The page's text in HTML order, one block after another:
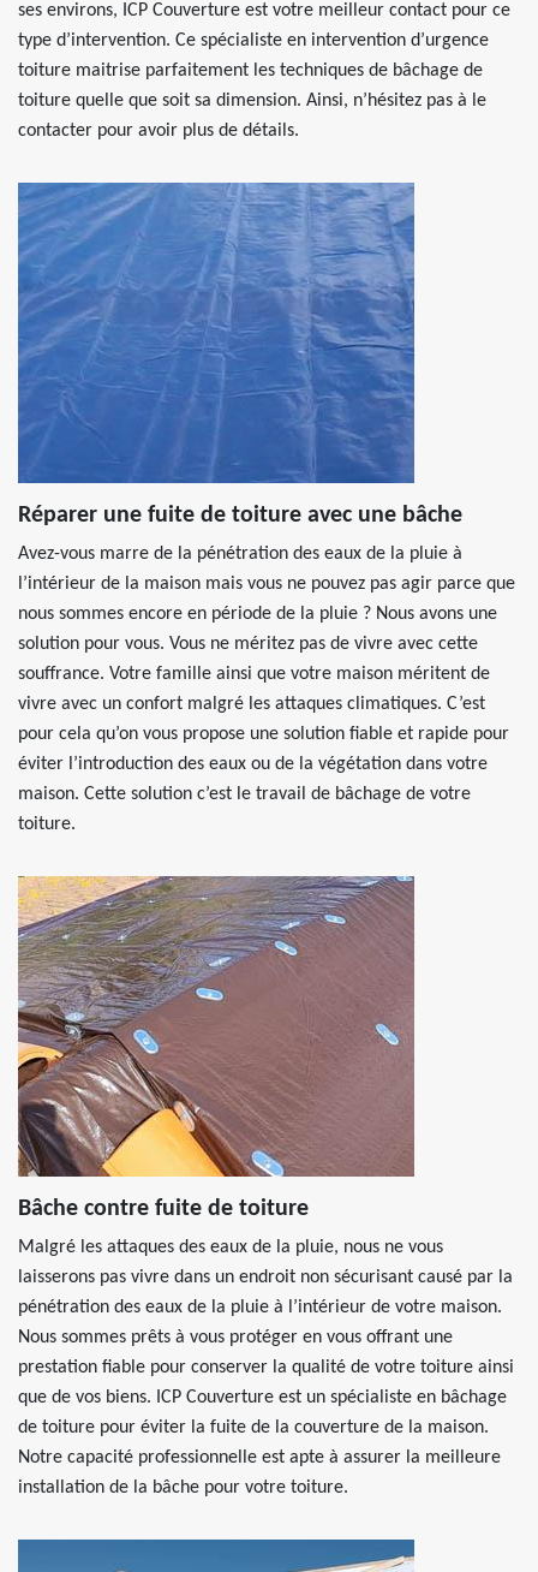
ses environs, ICP Couverture est votre meilleur contact pour ce
type d’intervention. Ce spécialiste en intervention d’urgence
toiture maitrise parfaitement les techniques de bâchage de
toiture quelle que soit sa dimension. Ainsi, n’hésitez pas à le
contacter pour avoir plus de détails.
Réparer une fuite de toiture avec une bâche
Avez-vous marre de la pénétration des eaux de la pluie à
l’intérieur de la maison mais vous ne pouvez pas agir parce que
nous sommes encore en période de la pluie ? Nous avons une
solution pour vous. Vous ne méritez pas de vivre avec cette
souffrance. Votre famille ainsi que votre maison méritent de
vivre avec un confort malgré les attaques climatiques. C’est
pour cela qu’on vous propose une solution fiable et rapide pour
éviter l’introduction des eaux ou de la végétation dans votre
maison. Cette solution c’est le travail de bâchage de votre
toiture.
Bâche contre fuite de toiture
Malgré les attaques des eaux de la pluie, nous ne vous
laisserons pas vivre dans un endroit non sécurisant causé par la
pénétration des eaux de la pluie à l’intérieur de votre maison.
Nous sommes prêts à vous protéger en vous offrant une
prestation fiable pour conserver la qualité de votre toiture ainsi
que de vos biens. ICP Couverture est un spécialiste en bâchage
de toiture pour éviter la fuite de la couverture de la maison.
Notre capacité professionnelle est apte à assurer la meilleure
installation de la bâche pour votre toiture.